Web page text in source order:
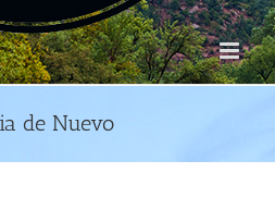
de Nuevo